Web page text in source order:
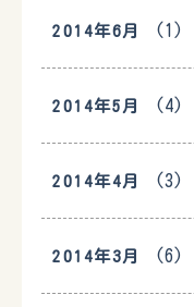
2014年6月 (1)
2014年5月 (4)
2014年4月 (3)
2014年3月 (6)